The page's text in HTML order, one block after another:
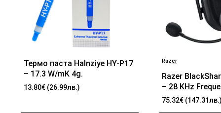
БЕСТСЕЛЪР
2-3 Дни
Термо паста Halnziye HY-P17
– 17.3 W/mK 4g.
13.80€ (26.99лв.)
Razer
Razer
– 28 KHz
32 Ω (1 kHz)
TriForce Driver,
75.32€ (147.31лв.)